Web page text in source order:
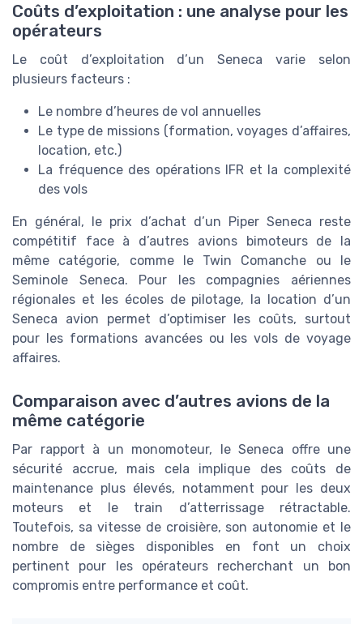
Coûts d’exploitation : une analyse pour les
opérateurs
Le coût d’exploitation d’un Seneca varie selon
plusieurs facteurs :
Le nombre d’heures de vol annuelles
Le type de missions (formation, voyages d’affaires,
location, etc.)
La fréquence des opérations IFR et la complexité
des vols
En général, le prix d’achat d’un Piper Seneca reste
compétitif face à d’autres avions bimoteurs de la
même catégorie, comme le Twin Comanche ou le
Seminole Seneca. Pour les compagnies aériennes
régionales et les écoles de pilotage, la location d’un
Seneca avion permet d’optimiser les coûts, surtout
pour les formations avancées ou les vols de voyage
affaires.
Comparaison avec d’autres avions de la
même catégorie
Par rapport à un monomoteur, le Seneca offre une
sécurité accrue, mais cela implique des coûts de
maintenance plus élevés, notamment pour les deux
moteurs et le train d’atterrissage rétractable.
Toutefois, sa vitesse de croisière, son autonomie et le
nombre de sièges disponibles en font un choix
pertinent pour les opérateurs recherchant un bon
compromis entre performance et coût.